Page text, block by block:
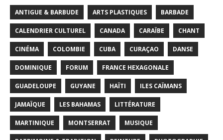
ANTIGUE & BARBUDE ARTS PLASTIQUES BARBADE
CALENDRIER CULTUREL CANADA CARAÏBE CHANT
CINÉMA COLOMBIE CUBA CURAÇAO DANSE
DOMINIQUE FORUM FRANCE HEXAGONALE
GUADELOUPE GUYANE HAÏTI ILES CAÏMANS
JAMAÏQUE LES BAHAMAS LITTÉRATURE
MARTINIQUE MONTSERRAT MUSIQUE